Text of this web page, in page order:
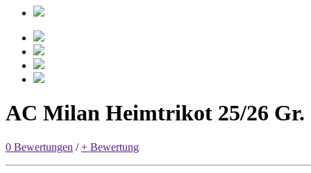
AC Milan Heimtrikot 25/26 Gr.
0 Bewertungen /+ Bewertung